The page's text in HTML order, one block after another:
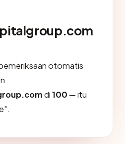
otomatis
di100 — itu